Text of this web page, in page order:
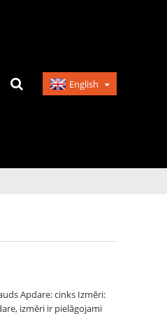
English
Apdare: cinks Izmēri:
izmēri ir pielāgojami